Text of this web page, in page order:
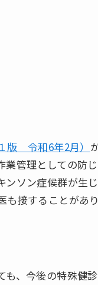
版 令和6年2月）
管理としての防
ソン症候群が生
接することがあり
、今後の特殊健